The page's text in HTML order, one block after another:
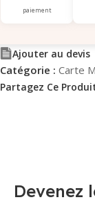
paiement
Ajouter au devis
Catégorie : Carte
Partagez Ce
Devenez